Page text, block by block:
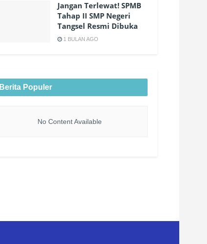
Jangan Terlewat! SPMB
Tahap II SMP Negeri
Tangsel Resmi Dibuka
1 BULAN AGO
Berita Populer
No Content Available